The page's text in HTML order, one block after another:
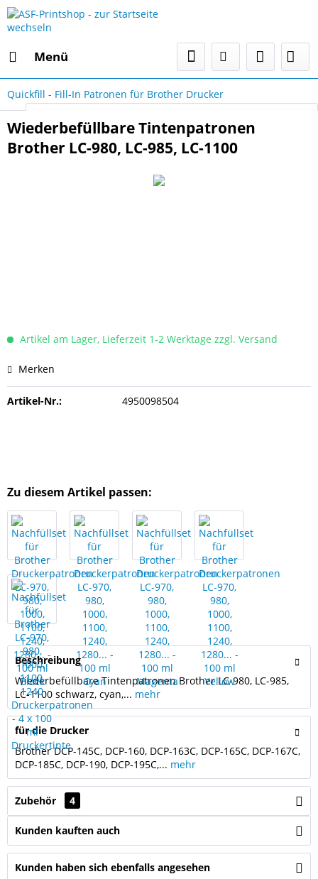
Menü
Quickfill - Fill-In Patronen für Brother Drucker
Wiederbefüllbare Tintenpatronen
Brother LC-980, LC-985, LC-1100
Artikel am Lager, Lieferzeit 1-2 Werktage zzgl. Versand
Merken
Artikel-Nr.: 4950098504
Zu diesem Artikel passen:
Beschreibung
Wiederbefüllbare Tintenpatronen Brother LC-980, LC-985,
LC-1100 schwarz, cyan,... mehr
für die Drucker
Brother DCP-145C, DCP-160, DCP-163C, DCP-165C, DCP-167C,
DCP-185C, DCP-190, DCP-195C,... mehr
Zubehör 4
Kunden kauften auch
Kunden haben sich ebenfalls angesehen